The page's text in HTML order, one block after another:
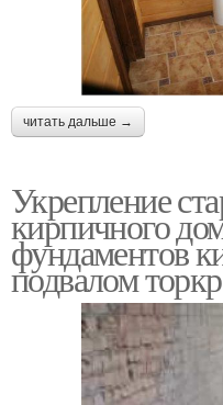
читать дальше →
Укрепление
кирпичного
фундаментов
подвалом